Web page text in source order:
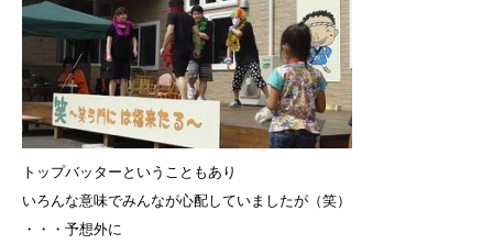
トップバッターということもあり
いろんな意味でみんなが心配していましたが（笑）
・・・予想外に